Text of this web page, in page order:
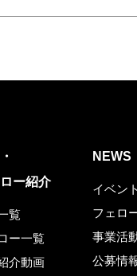
ー紹介
覧
ー一覧
介動画
NEWS
イベン
フェロ
事業活
公募情